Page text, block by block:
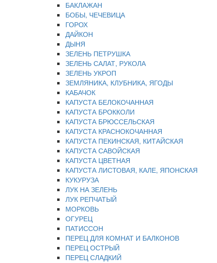
БАКЛАЖАН
БОБЫ, ЧЕЧЕВИЦА
ГОРОХ
ДАЙКОН
ДЫНЯ
ЗЕЛЕНЬ ПЕТРУШКА
ЗЕЛЕНЬ САЛАТ, РУКОЛА
ЗЕЛЕНЬ УКРОП
ЗЕМЛЯНИКА, КЛУБНИКА, ЯГОДЫ
КАБАЧОК
КАПУСТА БЕЛОКОЧАННАЯ
КАПУСТА БРОККОЛИ
КАПУСТА БРЮССЕЛЬСКАЯ
КАПУСТА КРАСНОКОЧАННАЯ
КАПУСТА ПЕКИНСКАЯ, КИТАЙСКАЯ
КАПУСТА САВОЙСКАЯ
КАПУСТА ЦВЕТНАЯ
КАПУСТА ЛИСТОВАЯ, КАЛЕ, ЯПОНСКАЯ
КУКУРУЗА
ЛУК НА ЗЕЛЕНЬ
ЛУК РЕПЧАТЫЙ
МОРКОВЬ
ОГУРЕЦ
ПАТИССОН
ПЕРЕЦ ДЛЯ КОМНАТ И БАЛКОНОВ
ПЕРЕЦ ОСТРЫЙ
ПЕРЕЦ СЛАДКИЙ